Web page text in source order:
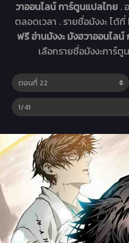
วาออนไลน์ การ์ตูนแปลไทย .
ตลอดเวลา . รายชื่อมังงะ ได้ที่
ฟรี อ่านมังงะ มังฮวาออนไล
เลือกรายชื่อมังงะการ์ตู